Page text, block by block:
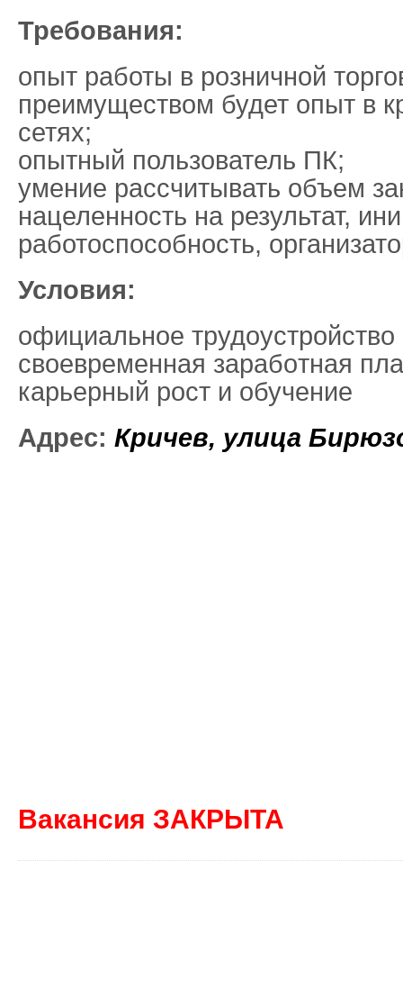
Требования:
опыт работы в розничной
преимуществом будет опыт в
сетях;
опытный пользователь ПК;
умение рассчитывать объем
нацеленность на результат,
работоспособность,
Условия:
официальное
свoeвpeменнaя зaрaбoтнaя
каpьepный рост и обучение
Адрес: Кричев, улица
Вакансия ЗАКРЫТА